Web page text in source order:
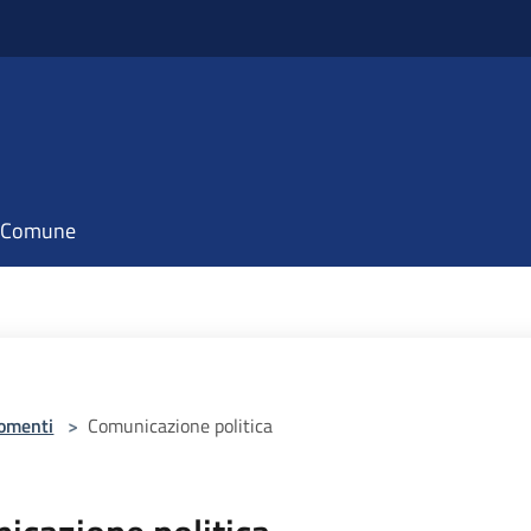
> Comunicazione politica